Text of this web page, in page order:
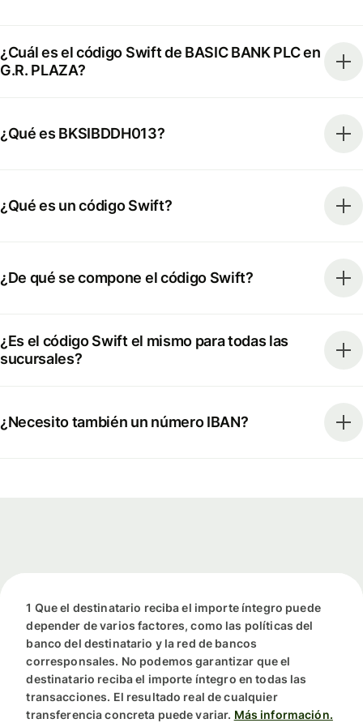
¿Cuál es el código Swift de BASIC BANK PLC en
G.R. PLAZA?
¿Qué es BKSIBDDH013?
¿Qué es un código Swift?
¿De qué se compone el código Swift?
¿Es el código Swift el mismo para todas las
sucursales?
¿Necesito también un número IBAN?
1 Que el destinatario reciba el importe íntegro puede
depender de varios factores, como las políticas del
banco del destinatario y la red de bancos
corresponsales. No podemos garantizar que el
destinatario reciba el importe íntegro en todas las
transacciones. El resultado real de cualquier
transferencia concreta puede variar. Más información.